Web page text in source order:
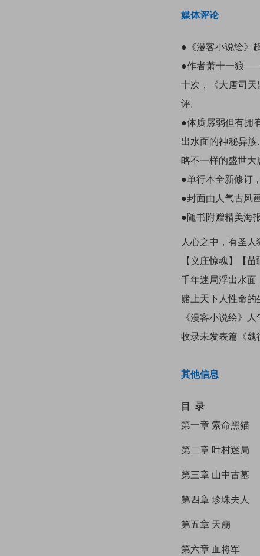
媒体评论
●《漫客小说绘》
●作者萧十一狼——
十次，《大唐司
评。
●体质孱弱但有拥
出水面的神秘异
略不一样的盛世大
●单行本全新修订
●封面由人气古风
●随书附赠精美海
人心之中，有圣人
【义庄惊魂】【
千年迷局浮出水面
赌上天下人性命的
《漫客小说绘》
收录未发表篇《魏
其他信息
目 录
第一章 索命黑猫
第二章 叶村迷局
第三章 山中古墓
第四章 珍珠夫人
第五章 天崩
第六章 血将军